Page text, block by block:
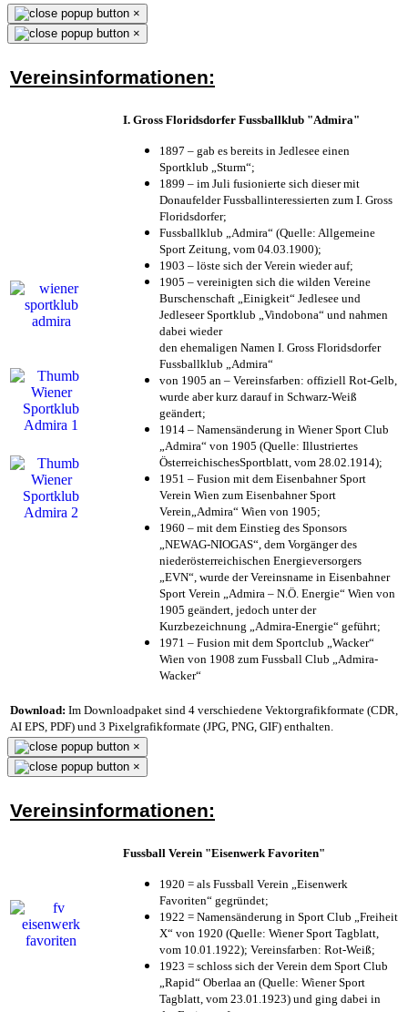
×
×
Vereinsinformationen:
I. Gross Floridsdorfer Fussballklub "Admira"
1897 – gab es bereits in Jedlesee einen
Sportklub „Sturm“;
1899 – im Juli fusionierte sich dieser mit
Donaufelder Fussballinteressierten zum I. Gross
Floridsdorfer;
Fussballklub „Admira“ (Quelle: Allgemeine
Sport Zeitung, vom 04.03.1900);
1903 – löste sich der Verein wieder auf;
1905 – vereinigten sich die wilden Vereine
Burschenschaft „Einigkeit“ Jedlesee und
Jedleseer Sportklub „Vindobona“ und nahmen
dabei wieder
den ehemaligen Namen I. Gross Floridsdorfer
Fussballklub „Admira“
von 1905 an – Vereinsfarben: offiziell Rot-Gelb,
wurde aber kurz darauf in Schwarz-Weiß
geändert;
1914 – Namensänderung in Wiener Sport Club
„Admira“ von 1905 (Quelle: Illustriertes
ÖsterreichischesSportblatt, vom 28.02.1914);
1951 – Fusion mit dem Eisenbahner Sport
Verein Wien zum Eisenbahner Sport
Verein„Admira“ Wien von 1905;
1960 – mit dem Einstieg des Sponsors
„NEWAG-NIOGAS“, dem Vorgänger des
niederösterreichischen Energieversorgers
„EVN“, wurde der Vereinsname in Eisenbahner
Sport Verein „Admira – N.Ö. Energie“ Wien von
1905 geändert, jedoch unter der
Kurzbezeichnung „Admira-Energie“ geführt;
1971 – Fusion mit dem Sportclub „Wacker“
Wien von 1908 zum Fussball Club „Admira-
Wacker“
Download: Im Downloadpaket sind 4 verschiedene Vektorgrafikformate (CDR,
AI EPS, PDF) und 3 Pixelgrafikformate (JPG, PNG, GIF) enthalten.
×
×
Vereinsinformationen:
Fussball Verein "Eisenwerk Favoriten"
1920 = als Fussball Verein „Eisenwerk
Favoriten“ gegründet;
1922 = Namensänderung in Sport Club „Freiheit
X“ von 1920 (Quelle: Wiener Sport Tagblatt,
vom 10.01.1922); Vereinsfarben: Rot-Weiß;
1923 = schloss sich der Verein dem Sport Club
„Rapid“ Oberlaa an (Quelle: Wiener Sport
Tagblatt, vom 23.01.1923) und ging dabei in